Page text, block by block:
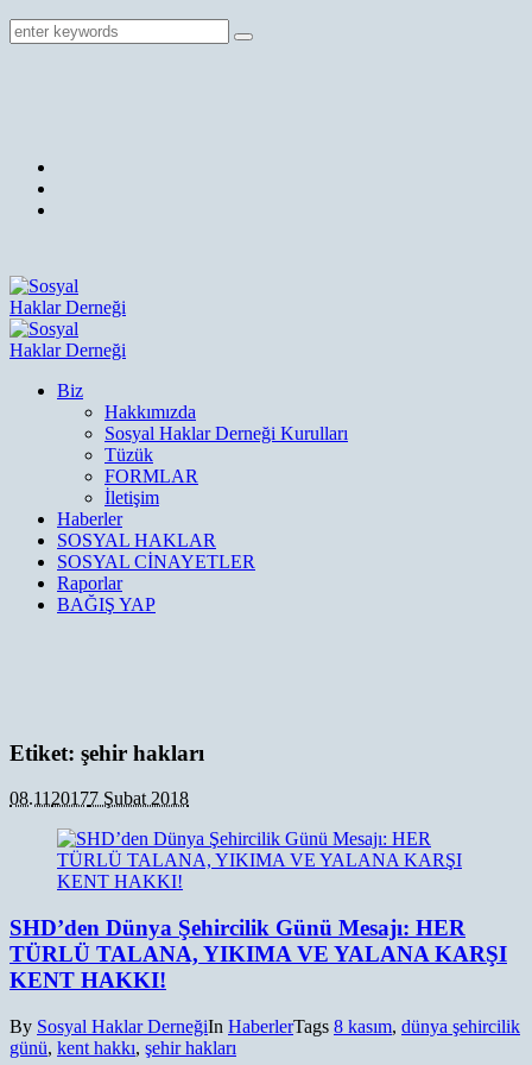
Biz
Hakkımızda
Sosyal Haklar Derneği Kurulları
Tüzük
FORMLAR
İletişim
Haberler
SOSYAL HAKLAR
SOSYAL CİNAYETLER
Raporlar
BAĞIŞ YAP
Etiket: şehir hakları
08.1120177 Şubat 2018
SHD’den Dünya Şehircilik Günü Mesajı: HER
TÜRLÜ TALANA, YIKIMA VE YALANA KARŞI
KENT HAKKI!
By Sosyal Haklar DerneğiIn HaberlerTags 8 kasım, dünya şehircilik
günü, kent hakkı, şehir hakları